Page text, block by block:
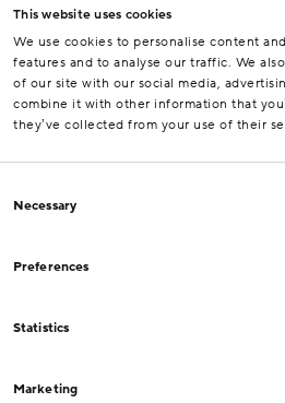
This website uses cookies
We use cookies to personalise content
features and to analyse our traffic. We
of our site with our social media,
combine it with other information that
they’ve collected from your use of their
Selection
Necessary
Preferences
Statistics
Marketing